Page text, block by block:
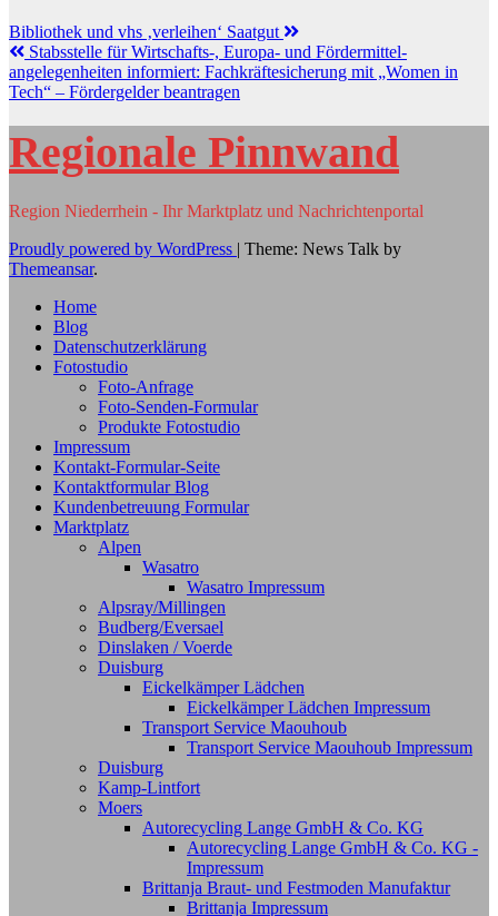
Bibliothek und vhs ‚verleihen‘ Saatgut
Stabsstelle für Wirtschafts-, Europa- und Fördermittel-
angelegenheiten informiert: Fachkräftesicherung mit „Women in
Tech“ – Fördergelder beantragen
Regionale Pinnwand
Region Niederrhein - Ihr Marktplatz und Nachrichtenportal
Proudly powered by WordPress | Theme: News Talk by
Themeansar.
Home
Blog
Datenschutzerklärung
Fotostudio
Foto-Anfrage
Foto-Senden-Formular
Produkte Fotostudio
Impressum
Kontakt-Formular-Seite
Kontaktformular Blog
Kundenbetreuung Formular
Marktplatz
Alpen
Wasatro
Wasatro Impressum
Alpsray/Millingen
Budberg/Eversael
Dinslaken / Voerde
Duisburg
Eickelkämper Lädchen
Eickelkämper Lädchen Impressum
Transport Service Maouhoub
Transport Service Maouhoub Impressum
Duisburg
Kamp-Lintfort
Moers
Autorecycling Lange GmbH & Co. KG
Autorecycling Lange GmbH & Co. KG -
Impressum
Brittanja Braut- und Festmoden Manufaktur
Brittanja Impressum